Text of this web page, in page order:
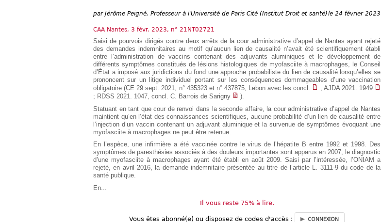
par Jérôme Peigné, Professeur à l'Université de Paris Cité (Institut Droit et santé)le 24 février 2023
CAA Nantes, 3 févr. 2023, n° 21NT02721
Saisi de pourvois dirigés contre deux arrêts de la cour administrative d’appel de Nantes ayant rejeté
des demandes indemnitaires au motif qu’aucun lien de causalité n’avait été scientifiquement établi
entre l’administration de vaccins contenant des adjuvants aluminiques et le développement de
différents symptômes constitués de lésions histologiques de myofasciite à macrophages, le Conseil
d’État a imposé aux juridictions du fond une approche probabiliste du lien de causalité lorsqu’elles se
prononcent sur un litige individuel portant sur les conséquences dommageables d’une vaccination
obligatoire (CE 29 sept. 2021, n° 435323 et n° 437875, Lebon avec les concl.
; AJDA 2021. 1949
; RDSS 2021. 1047, concl. C. Barrois de Sarigny
).
Statuant en tant que cour de renvoi dans la seconde affaire, la cour administrative d’appel de Nantes
maintient qu’en l’état des connaissances scientifiques, aucune probabilité d’un lien de causalité entre
l’injection d’un vaccin contenant un adjuvant aluminique et la survenue de symptômes évoquant une
myofasciite à macrophages ne peut être retenue.
En l’espèce, une infirmière a été vaccinée contre le virus de l’hépatite B entre 1992 et 1998. Des
symptômes de paresthésies associés à des douleurs importantes sont apparus en 2007, le diagnostic
d’une myofasciite à macrophages ayant été établi en août 2009. Saisi par l’intéressée, l’ONIAM a
rejeté, en avril 2016, la demande indemnitaire présentée au titre de l’article L. 3111-9 du code de la
santé publique.
En...
Il vous reste 75% à lire.
Vous êtes abonné(e) ou disposez de codes d'accès : CONNEXION